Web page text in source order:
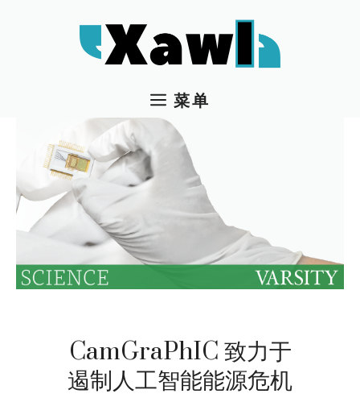
菜单
CamGraPhIC 致力于
遏制人工智能能源危机